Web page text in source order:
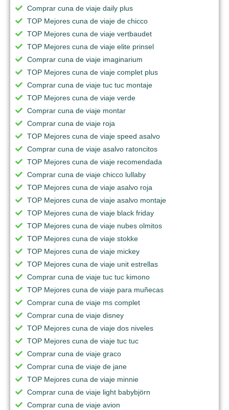
Comprar cuna de viaje daily plus
TOP Mejores cuna de viaje de chicco
TOP Mejores cuna de viaje vertbaudet
TOP Mejores cuna de viaje elite prinsel
Comprar cuna de viaje imaginarium
TOP Mejores cuna de viaje complet plus
Comprar cuna de viaje tuc tuc montaje
TOP Mejores cuna de viaje verde
Comprar cuna de viaje montar
Comprar cuna de viaje roja
TOP Mejores cuna de viaje speed asalvo
Comprar cuna de viaje asalvo ratoncitos
TOP Mejores cuna de viaje recomendada
Comprar cuna de viaje chicco lullaby
TOP Mejores cuna de viaje asalvo roja
TOP Mejores cuna de viaje asalvo montaje
TOP Mejores cuna de viaje black friday
TOP Mejores cuna de viaje nubes olmitos
TOP Mejores cuna de viaje stokke
TOP Mejores cuna de viaje mickey
TOP Mejores cuna de viaje unit estrellas
Comprar cuna de viaje tuc tuc kimono
TOP Mejores cuna de viaje para muñecas
Comprar cuna de viaje ms complet
Comprar cuna de viaje disney
TOP Mejores cuna de viaje dos niveles
TOP Mejores cuna de viaje tuc tuc
Comprar cuna de viaje graco
Comprar cuna de viaje de jane
TOP Mejores cuna de viaje minnie
Comprar cuna de viaje light babybjörn
Comprar cuna de viaje avion